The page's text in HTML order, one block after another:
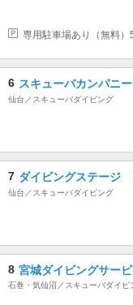
専用駐車場あり（無料）
6 スキューバカンパニ
仙台／スキューバダイビング
7 ダイビングステージ
仙台／スキューバダイビング
8 宮城ダイビングサー
石巻・気仙沼／スキューバダイビ